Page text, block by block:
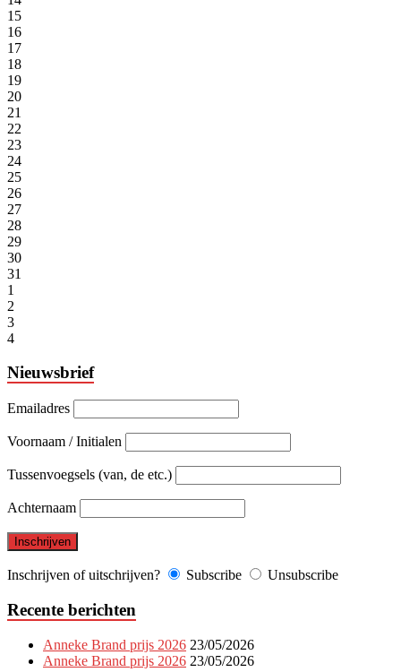
15
16
17
18
19
20
21
22
23
24
25
26
27
28
29
30
31
1
2
3
4
Nieuwsbrief
Emailadres
Voornaam / Initialen
Tussenvoegsels (van, de etc.)
Achternaam
Inschrijven of uitschrijven? Subscribe Unsubscribe
Recente berichten
Anneke Brand prijs 2026 23/05/2026
Anneke Brand prijs 2026 23/05/2026